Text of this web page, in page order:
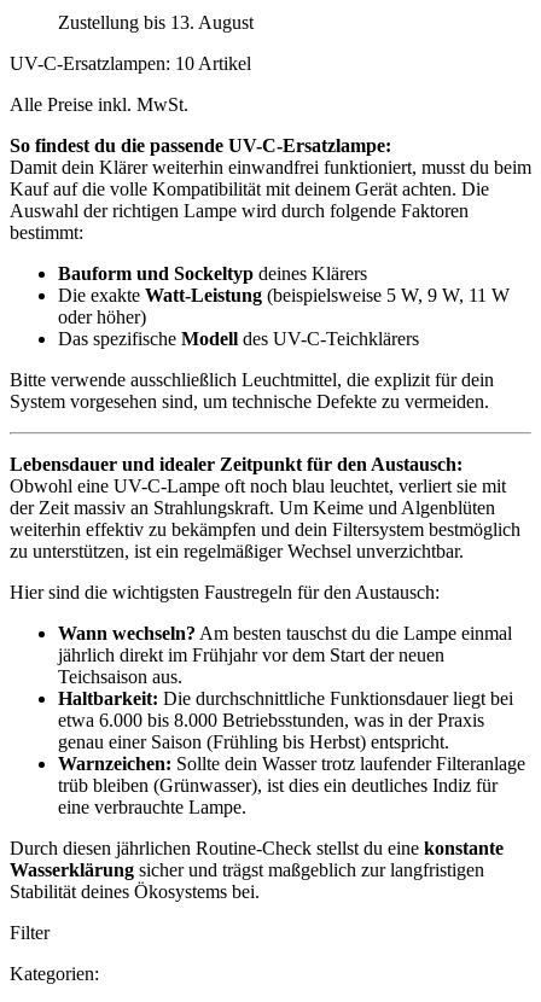
Zustellung bis 13. August
UV-C-Ersatzlampen: 10 Artikel
Alle Preise inkl. MwSt.
So findest du die passende UV-C-Ersatzlampe:
Damit dein Klärer weiterhin einwandfrei funktioniert, musst du beim
Kauf auf die volle Kompatibilität mit deinem Gerät achten. Die
Auswahl der richtigen Lampe wird durch folgende Faktoren
bestimmt:
Bauform und Sockeltyp deines Klärers
Die exakte Watt-Leistung (beispielsweise 5 W, 9 W, 11 W
oder höher)
Das spezifische Modell des UV-C-Teichklärers
Bitte verwende ausschließlich Leuchtmittel, die explizit für dein
System vorgesehen sind, um technische Defekte zu vermeiden.
Lebensdauer und idealer Zeitpunkt für den Austausch:
Obwohl eine UV-C-Lampe oft noch blau leuchtet, verliert sie mit
der Zeit massiv an Strahlungskraft. Um Keime und Algenblüten
weiterhin effektiv zu bekämpfen und dein Filtersystem bestmöglich
zu unterstützen, ist ein regelmäßiger Wechsel unverzichtbar.
Hier sind die wichtigsten Faustregeln für den Austausch:
Wann wechseln? Am besten tauschst du die Lampe einmal
jährlich direkt im Frühjahr vor dem Start der neuen
Teichsaison aus.
Haltbarkeit: Die durchschnittliche Funktionsdauer liegt bei
etwa 6.000 bis 8.000 Betriebsstunden, was in der Praxis
genau einer Saison (Frühling bis Herbst) entspricht.
Warnzeichen: Sollte dein Wasser trotz laufender Filteranlage
trüb bleiben (Grünwasser), ist dies ein deutliches Indiz für
eine verbrauchte Lampe.
Durch diesen jährlichen Routine-Check stellst du eine konstante
Wasserklärung sicher und trägst maßgeblich zur langfristigen
Stabilität deines Ökosystems bei.
Filter
Kategorien: